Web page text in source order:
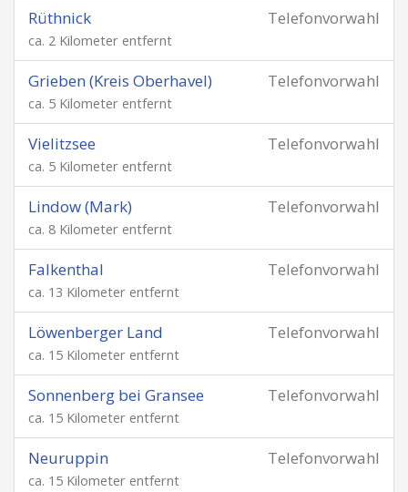
Telefonvorwahl
Rüthnick
ca. 2 Kilometer entfernt
Telefonvorwahl
Grieben (Kreis Oberhavel)
ca. 5 Kilometer entfernt
Telefonvorwahl
Vielitzsee
ca. 5 Kilometer entfernt
Telefonvorwahl
Lindow (Mark)
ca. 8 Kilometer entfernt
Telefonvorwahl
Falkenthal
ca. 13 Kilometer entfernt
Telefonvorwahl
Löwenberger Land
ca. 15 Kilometer entfernt
Telefonvorwahl
Sonnenberg bei Gransee
ca. 15 Kilometer entfernt
Telefonvorwahl
Neuruppin
ca. 15 Kilometer entfernt